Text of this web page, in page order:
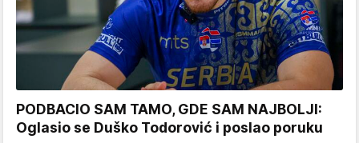
PODBACIO SAM TAMO, GDE SAM NAJBOLJI:
Oglasio se Duško Todorović i poslao poruku